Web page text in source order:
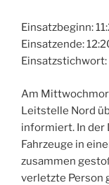
Einsatzbeginn:
Einsatzende:
Am
Leitstelle Nord
informiert. In der
Fahrzeuge in
zusammen
verletzte Person